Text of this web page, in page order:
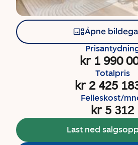
Åpne
kr 1 990
Totalpris
kr 2 425
Felleskost/
kr 5 312
Last ned